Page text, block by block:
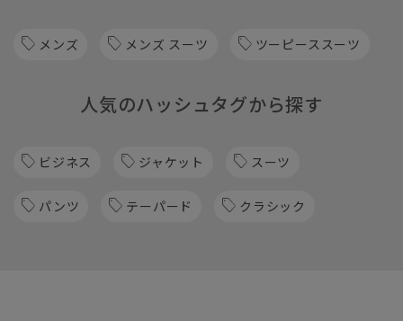
メンズ メンズ スーツ ツーピーススーツ
人気のハッシュタグから探す
ビジネス ジャケット スーツ
パンツ テーパード クラシック